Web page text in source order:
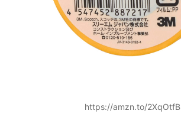
https://amzn.to/2XqOtfB